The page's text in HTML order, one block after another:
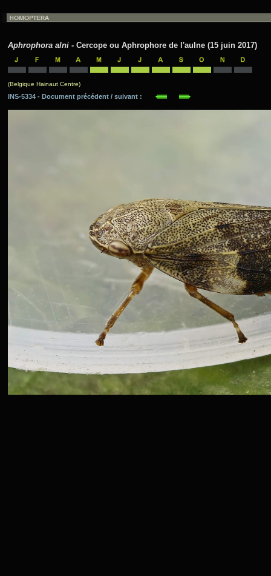
Aphrophora alni - Cercope ou Aphrophore de l'aulne (15 juin 2017)
(Belgique Hainaut Centre)
INS-5334 - Document précédent / suivant :